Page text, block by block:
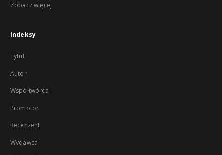
Zobacz więcej
Indeksy
Tytuł
Autor
Współtwórca
Promotor
Recenzent
Wydawca